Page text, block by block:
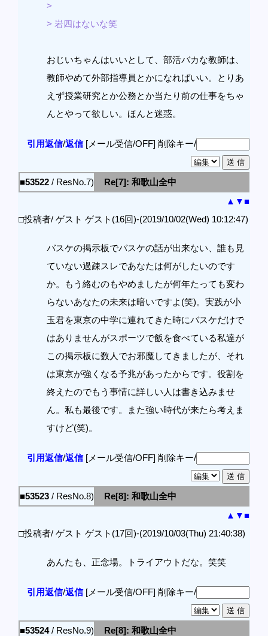
>
> 岩四はないな笑
おじいちゃんはいいとして、部活バカな教師は、
教師やめて外部指導員とかになればいい。とりあ
えず授業研究とか公務とか当たり前の仕事をちゃ
んとやって欲しい。ほんと迷惑。
引用返信/返信[メール受信/OFF] 削除キー/
■53522 / ResNo.7)
Re[7]: 和歌山全中
▲ ▼■
□投稿者/ ゲスト ゲスト(16回)-(2019/10/02(Wed) 10:12:47)
バスケの掲示板でバスケの話が出来ない、誰も見
ていない過疎スレであなたは何がしたいのです
か。もう絡むのもやめましたが何年たっても変わ
らないあなたの未来は暗いですよ(笑)。実践が小
玉君を東京の中学に連れてきた時にバスケだけで
はありませんがスポーツで飯を食べている私達が
この掲示板に数人でお邪魔してきましたが、それ
は東京が強くなる予兆があったからです。役割を
終えたのでもう事情に詳しい人は書き込みませ
ん。私も最後です。また強い時代が来たら考えま
すけど(笑)。
引用返信/返信[メール受信/OFF] 削除キー/
■53523 / ResNo.8)
Re[8]: 和歌山全中
▲ ▼■
□投稿者/ ゲスト ゲスト(17回)-(2019/10/03(Thu) 21:40:38)
あんたも、正念場。トライアウトだな。笑笑
引用返信/返信[メール受信/OFF] 削除キー/
■53524/ ResNo.9)
Re[8]: 和歌山全中